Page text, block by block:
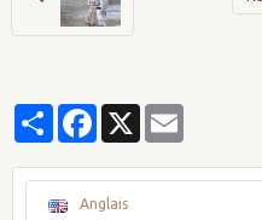
PartagerFacebook
X
Anglais